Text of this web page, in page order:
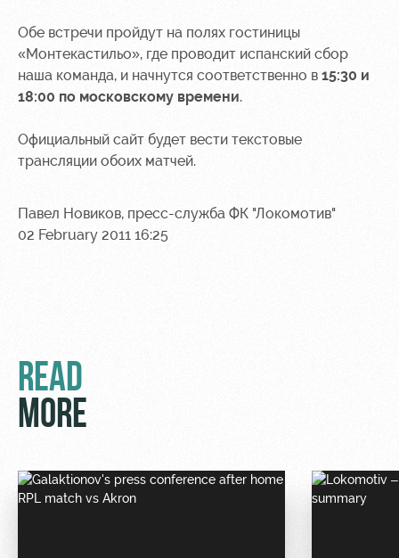
activities
Информация
для
болельщиков
МГН
Обе встречи пройдут на полях гостиницы
«Монтекастильо», где проводит испанский сбор
наша команда, и начнутся соответственно в 15:30 и
18:00 по московскому времени.
Официальный сайт будет вести текстовые
трансляции обоих матчей.
Павел Новиков, пресс-служба ФК "Локомотив"
02 February 2011 16:25
READ
MORE